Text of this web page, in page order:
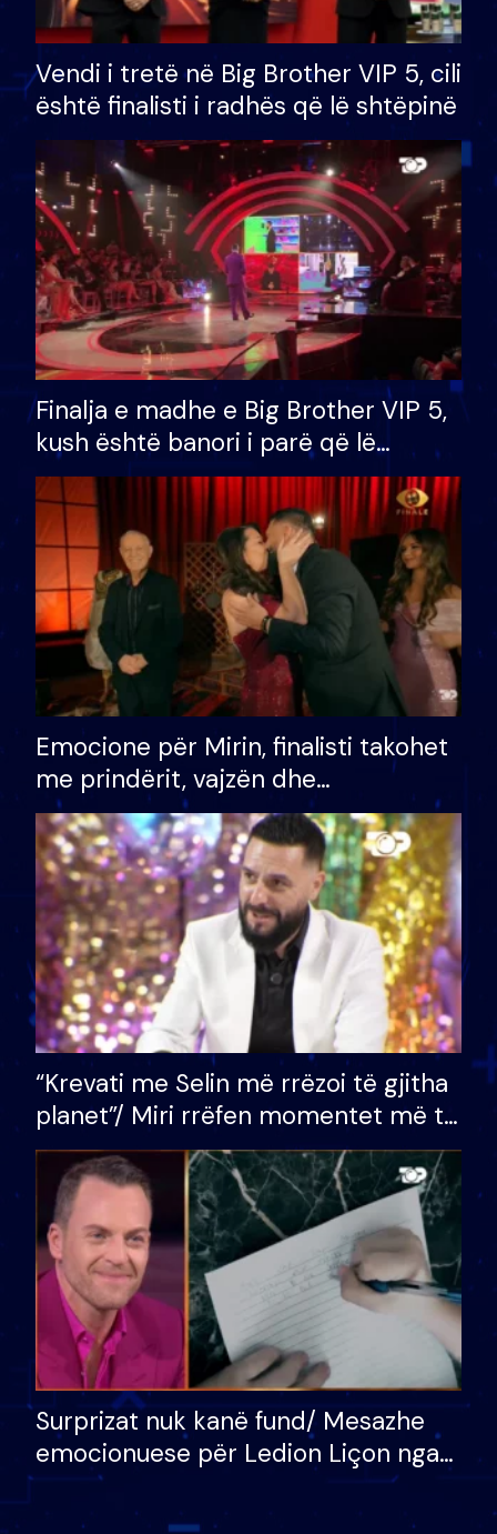
Vendi i tretë në Big Brother VIP 5, cili
është finalisti i radhës që lë shtëpinë
Finalja e madhe e Big Brother VIP 5,
kush është banori i parë që lë
shtëpinë dhe humb mundësinë për
të fituar çmimin e madh
Emocione për Mirin, finalisti takohet
me prindërit, vajzën dhe
bashkëshorten: S’kemi ndonjë letër
divorci apo jo?
“Krevati me Selin më rrëzoi të gjitha
planet”/ Miri rrëfen momentet më të
bukura në shtëpinë e BB VIP: Do më
mungojë zilja e mëngjesit kur…
Surprizat nuk kanë fund/ Mesazhe
emocionuese për Ledion Liçon nga
nëna dhe fëmijët e tij, moderatori
nuk i mban dot lotët: Nuk meritoj…